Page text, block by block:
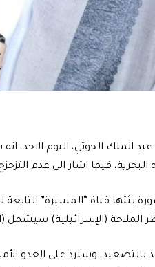
عبد الملك الحوثي، اليوم
فيما اشار الى عدم
بثتها قناة “المسيرة” التابعة
الملاحة (الإسرائيلية) سيشمل
وسنرد على العدو